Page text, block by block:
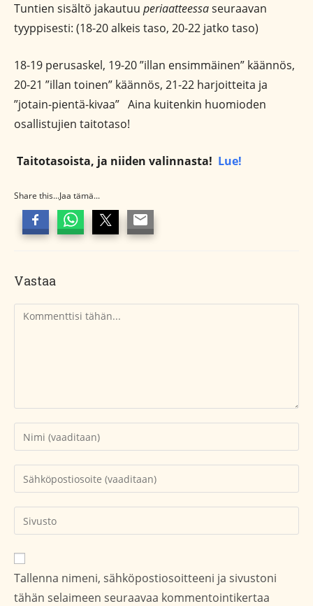
Tuntien sisältö jakautuu periaatteessaseuraavan
tyyppisesti: (18-20 alkeis taso, 20-22 jatko taso)
18-19 perusaskel, 19-20 ”illan ensimmäinen” käännös,
20-21 ”illan toinen” käännös, 21-22 harjoitteita ja
”jotain-pientä-kivaa” Aina kuitenkin huomioden
osallistujien taitotaso!
Taitotasoista, ja niiden valinnasta! Lue!
Share this...Jaa tämä...
Vastaa
Kommentti
Kirjoita
nimesi
tai
käyttäjätunnuksesi
Kirjoita
sähköpostiosoitteesi
kommentoidaksesi
Kirjoita
sivustosi
verkko-
osoite/URL
(valinnainen)
Tallenna nimeni, sähköpostiosoitteeni ja sivustoni
tähän selaimeen seuraavaa kommentointikertaa